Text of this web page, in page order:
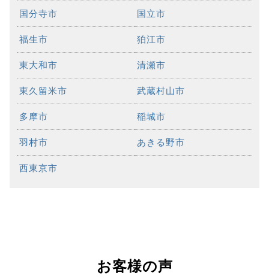
国分寺市 国立市
福生市 狛江市
東大和市 清瀬市
東久留米市 武蔵村山市
多摩市 稲城市
羽村市 あきる野市
西東京市
お客様の声